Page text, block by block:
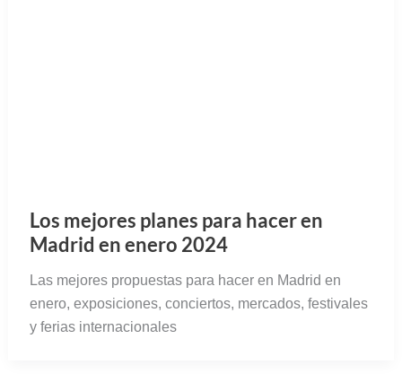
Los mejores planes para hacer en
Madrid en enero 2024
Las mejores propuestas para hacer en Madrid en
enero, exposiciones, conciertos, mercados, festivales
y ferias internacionales